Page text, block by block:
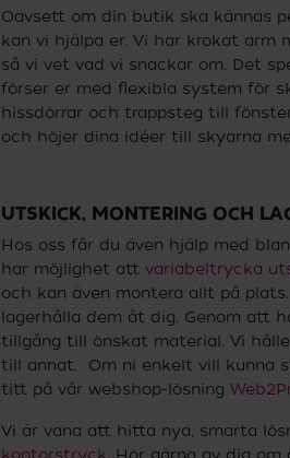
Oavsett om din butik ska kännas
kan vi hjälpa er. Vi har krokat arm
så vi vet vad vi snackar om. Det
förser er med flexibla system för
hissdörrar och trappsteg till
och höjer dina idéer till skyarna
UTSKICK, MONTERING OCH
Hos oss får du även hjälp med
har möjlighet att variabeltrycka
och kan även montera allt på
lagerhålla dem åt dig. Genom att
tillgång till önskat material. Vi
till annat. Om ni enkelt vill kunna
titt på vår webshop-lösning
Vi är vana att hitta nya, smarta
kontorstryck
. Hör gärna av dig